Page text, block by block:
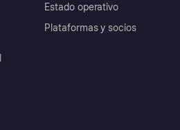
Estado operativo
Plataformas y socios